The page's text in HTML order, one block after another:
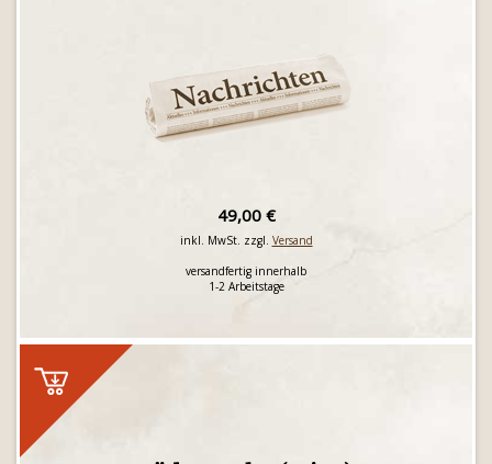
49,00 €
inkl. MwSt. zzgl. Versand
versandfertig innerhalb
1-2 Arbeitstage